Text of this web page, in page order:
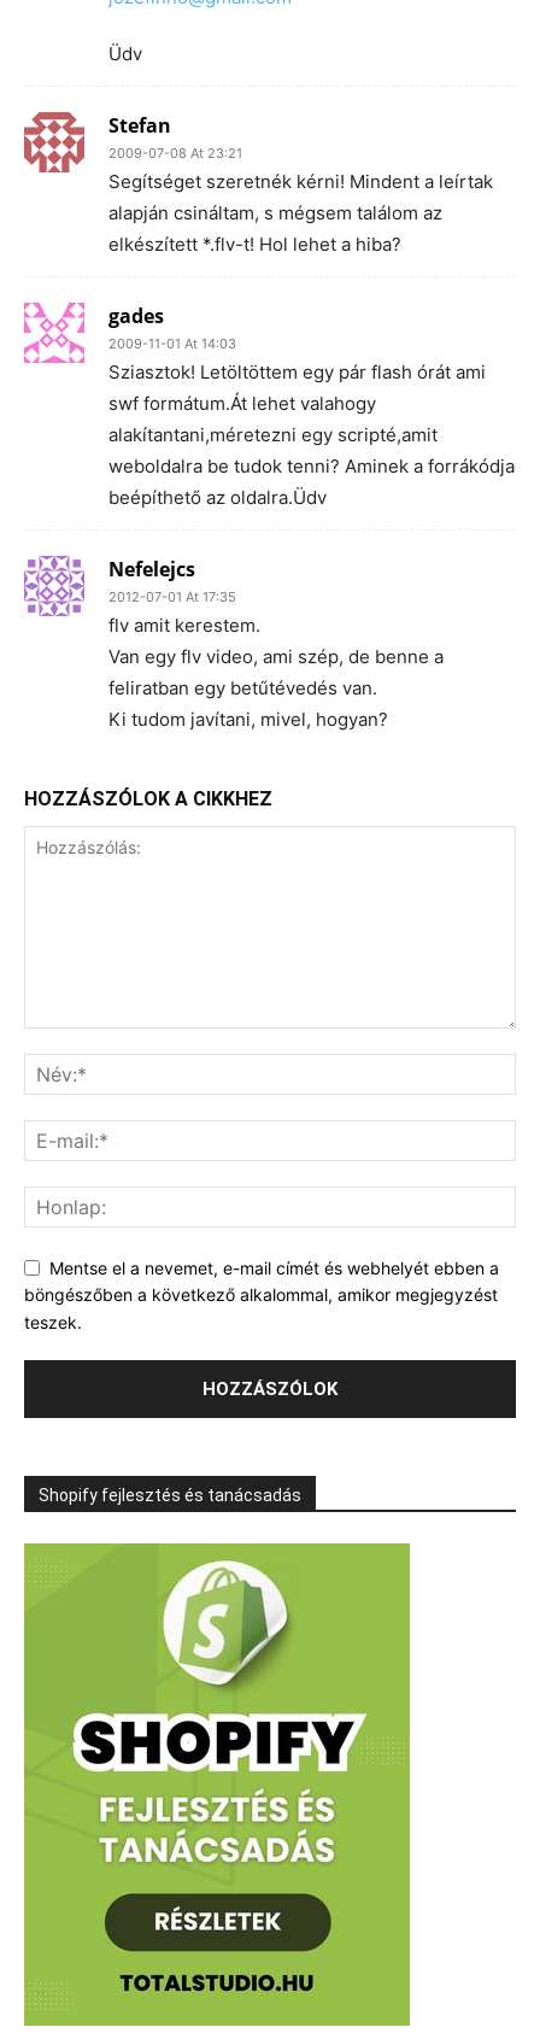
Üdv
Stefan
2009-07-08 At 23:21
Segítséget szeretnék kérni! Mindent a leírtak
alapján csináltam, s mégsem találom az
elkészített *.flv-t! Hol lehet a hiba?
gades
2009-11-01 At 14:03
Sziasztok! Letöltöttem egy pár flash órát ami
swf formátum.Át lehet valahogy
alakítantani,méretezni egy scripté,amit
weboldalra be tudok tenni? Aminek a forrákódja
beépíthető az oldalra.Üdv
Nefelejcs
2012-07-01 At 17:35
flv amit kerestem.
Van egy flv video, ami szép, de benne a
feliratban egy betűtévedés van.
Ki tudom javítani, mivel, hogyan?
HOZZÁSZÓLOK A CIKKHEZ
Mentse el a nevemet, e-mail címét és webhelyét ebben a
böngészőben a következő alkalommal, amikor megjegyzést
teszek.
Shopify fejlesztés és tanácsadás